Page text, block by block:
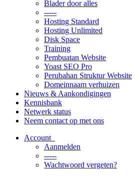
Blader door alles
-----
Hosting Standard
Hosting Unlimited
Disk Space
Training
Pembuatan Website
Yoast SEO Pro
Perubahan Struktur Website
Domeinnaam verhuizen
Nieuws & Aankondigingen
Kennisbank
Netwerk status
Neem contact op met ons
Account
Aanmelden
-----
Wachtwoord vergeten?